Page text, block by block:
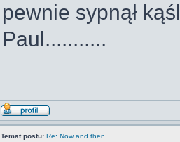
pewnie sypnął
Paul...........
Temat postu: Re: Now and then